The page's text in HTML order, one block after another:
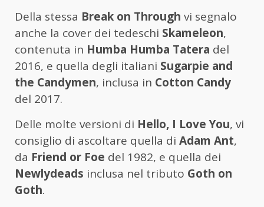
Della stessa Break on Through vi segnalo
anche la cover dei tedeschi Skameleon,
contenuta in Humba Humba Tatera del
2016, e quella degli italiani Sugarpie and
the Candymen, inclusa in Cotton Candy
del 2017.
Delle molte versioni di Hello, I Love You, vi
consiglio di ascoltare quella di Adam Ant,
da Friend or Foe del 1982, e quella dei
Newlydeads inclusa nel tributo Goth on
Goth.